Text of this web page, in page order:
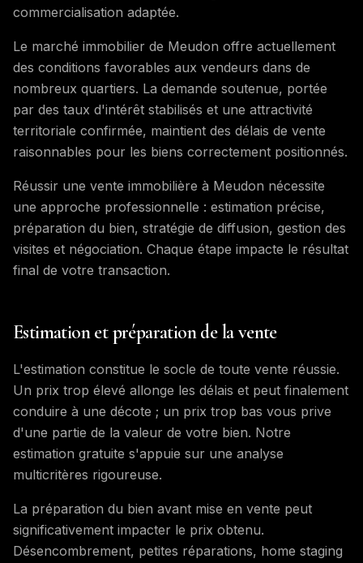
commercialisation adaptée.
Le marché immobilier de Meudon offre actuellement
des conditions favorables aux vendeurs dans de
nombreux quartiers. La demande soutenue, portée
par des taux d'intérêt stabilisés et une attractivité
territoriale confirmée, maintient des délais de vente
raisonnables pour les biens correctement positionnés.
Réussir une vente immobilière à Meudon nécessite
une approche professionnelle : estimation précise,
préparation du bien, stratégie de diffusion, gestion des
visites et négociation. Chaque étape impacte le résultat
final de votre transaction.
Estimation et préparation de la vente
L'estimation constitue le socle de toute vente réussie.
Un prix trop élevé allonge les délais et peut finalement
conduire à une décote ; un prix trop bas vous prive
d'une partie de la valeur de votre bien. Notre
estimation gratuite s'appuie sur une analyse
multicritères rigoureuse.
La préparation du bien avant mise en vente peut
significativement impacter le prix obtenu.
Désencombrement, petites réparations, home staging